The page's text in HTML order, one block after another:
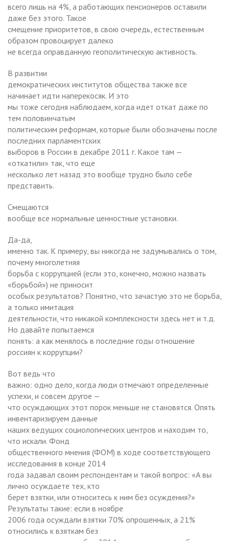
всего лишь на 4%, а работающих пенсионеров оставили
даже без этого. Такое
смещение приоритетов, в свою очередь, естественным
образом провоцирует далеко
не всегда оправданную геополитическую активность.
В развитии
демократических институтов общества также все
начинает идти наперекосяк. И это
мы тоже сегодня наблюдаем, когда идет откат даже по
тем половинчатым
политическим реформам, которые были обозначены после
последних парламентских
выборов в России в декабре 2011 г. Какое там —
«откатили» так, что еще
несколько лет назад это вообще трудно было себе
представить.
Смещаются
вообще все нормальные ценностные установки.
Да-да,
именно так. К примеру, вы никогда не задумывались о том,
почему многолетняя
борьба с коррупцией (если это, конечно, можно назвать
«борьбой») не приносит
особых результатов? Понятно, что зачастую это не борьба,
а только имитация
деятельности, что никакой комплексности здесь нет и т.д.
Но давайте попытаемся
понять: а как менялось в последние годы отношение
россиян к коррупции?
Вот ведь что
важно: одно дело, когда люди отмечают определенные
успехи, и совсем другое —
что осуждающих этот порок меньше не становятся. Опять
инвентаризируем данные
наших ведущих социологических центров и находим то,
что искали. Фонд
общественного мнения (ФОМ) в ходе соответствующего
исследования в конце 2014
года задавал своим респондентам и такой вопрос: «А вы
лично осуждаете тех, кто
берет взятки, или относитесь к ним без осуждения?»
Результаты такие: если в ноябре
2006 года осуждали взятки 70% опрошенных, а 21%
относились к взяткам без